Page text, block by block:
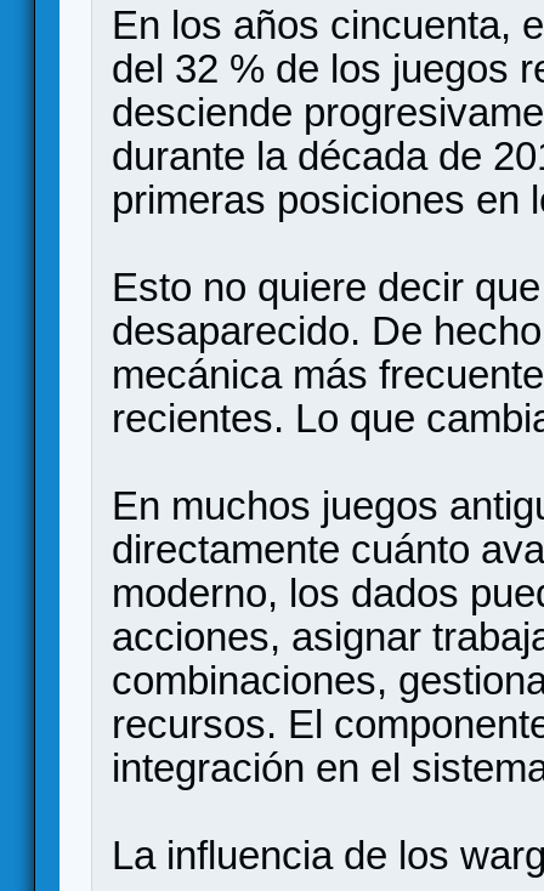
En los años cincuenta,
del 32 % de los juegos
desciende
durante la década de
primeras posiciones en
Esto no quiere decir
desaparecido. De
mecánica más
recientes. Lo que
En muchos juegos
directamente cuánto
moderno, los dados
acciones, asignar
combinaciones,
recursos. El
integración en el
La influencia de los